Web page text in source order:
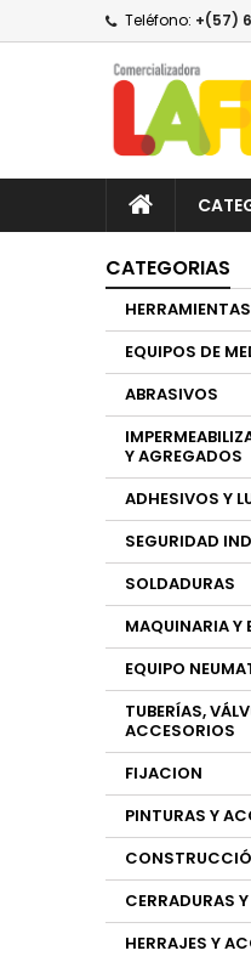
Teléfono: +(57)
CATEGORIAS
HERRAMIENTAS
EQUIPOS DE
ABRASIVOS
Y AGREGADOS
ADHESIVOS Y
SEGURIDAD
SOLDADURAS
MAQUINARIA Y
EQUIPO
TUBERÍAS,
ACCESORIOS
FIJACION
PINTURAS Y
CERRADURAS
HERRAJES Y